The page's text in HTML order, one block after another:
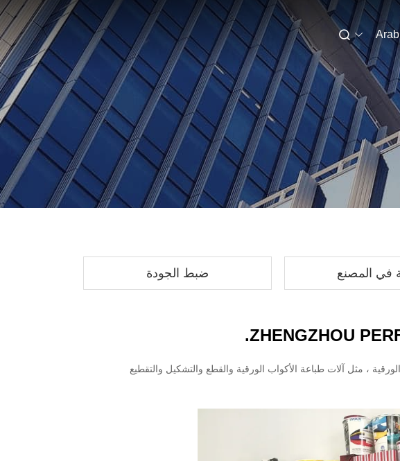
في المصنع ضبط الجودة
ZHENGZHOU
، مثل آلات طباعة الأكواب الورقية والقطع والتشكيل والتقطيع